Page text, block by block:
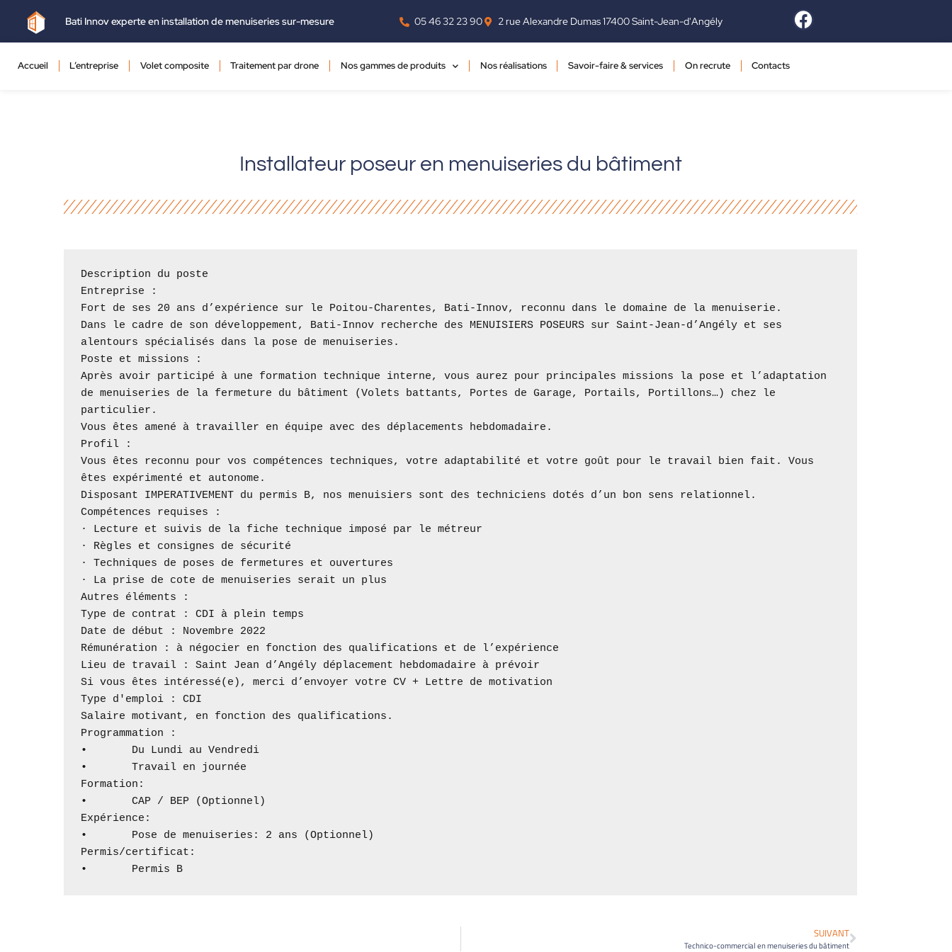
Bati Innov experte en installation de menuiseries sur-mesure ‭05 46 32 23 90‬ 2 rue Alexandre Dumas 17400 Saint-Jean-d'Angély
Accueil L’entreprise Volet composite Traitement par drone Nos gammes de produits Nos réalisations Savoir-faire & services On recrute Contacts
Installateur poseur en menuiseries du bâtiment
Description du poste
Entreprise :
Fort de ses 20 ans d’expérience sur le Poitou-Charentes, Bati-Innov, reconnu dans le domaine de la menuiserie.
Dans le cadre de son développement, Bati-Innov recherche des MENUISIERS POSEURS sur Saint-Jean-d’Angély et ses
alentours spécialisés dans la pose de menuiseries.
Poste et missions :
Après avoir participé à une formation technique interne, vous aurez pour principales missions la pose et l’adaptation
de menuiseries de la fermeture du bâtiment (Volets battants, Portes de Garage, Portails, Portillons…) chez le
particulier.
Vous êtes amené à travailler en équipe avec des déplacements hebdomadaire.
Profil :
Vous êtes reconnu pour vos compétences techniques, votre adaptabilité et votre goût pour le travail bien fait. Vous
êtes expérimenté et autonome.
Disposant IMPERATIVEMENT du permis B, nos menuisiers sont des techniciens dotés d’un bon sens relationnel.
Compétences requises :
· Lecture et suivis de la fiche technique imposé par le métreur
· Règles et consignes de sécurité
· Techniques de poses de fermetures et ouvertures
· La prise de cote de menuiseries serait un plus
Autres éléments :
Type de contrat : CDI à plein temps
Date de début : Novembre 2022
Rémunération : à négocier en fonction des qualifications et de l’expérience
Lieu de travail : Saint Jean d’Angély déplacement hebdomadaire à prévoir
Si vous êtes intéressé(e), merci d’envoyer votre CV + Lettre de motivation
Type d'emploi : CDI
Salaire motivant, en fonction des qualifications.
Programmation :
•	Du Lundi au Vendredi
•	Travail en journée
Formation:
•	CAP / BEP (Optionnel)
Expérience:
•	Pose de menuiseries: 2 ans (Optionnel)
Permis/certificat:
•	Permis B
SUIVANT
Technico-commercial en menuiseries du bâtiment